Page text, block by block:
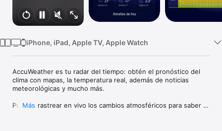
iPhone, iPad, Apple TV, Apple Watch
AccuWeather es tu radar del tiempo: obtén el pronóstico del
clima con mapas, la temperatura real, además de noticias
meteorológicas y mucho más.
Puedes rastrear en vivo los cambios atmosféricos para saber
Más